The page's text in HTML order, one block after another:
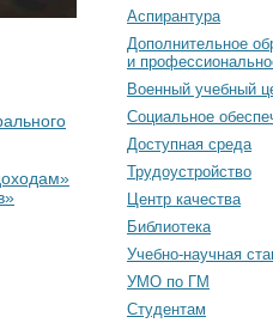
Аспирантура
Дополнительное
и
Военный учебный
Социальное
Доступная среда
Трудоустройство
Центр качества
Библиотека
Учебно-научная
УМО по ГМ
Студентам